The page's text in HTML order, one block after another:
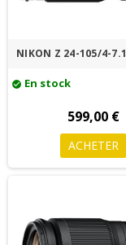
NIKON Z 24-105/4-
check_circle En stock
599,00 €
ACHETER